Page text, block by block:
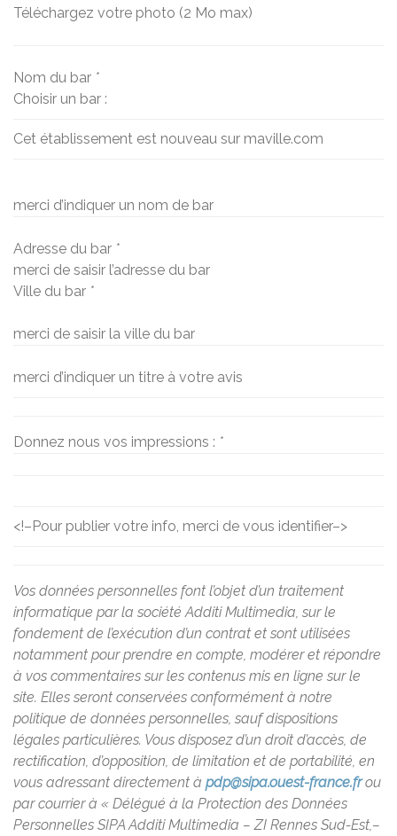
Téléchargez votre photo (2 Mo max)
Nom du bar *
Choisir un bar :
Cet établissement est nouveau sur maville.com
merci d’indiquer un nom de bar
Adresse du bar *
merci de saisir l’adresse du bar
Ville du bar *
merci de saisir la ville du bar
merci d’indiquer un titre à votre avis
Donnez nous vos impressions : *
<!– Pour publier votre info, merci de vous identifier–>
Vos données personnelles font l’objet d’un traitement
informatique par la société Additi Multimedia, sur le
fondement de l’exécution d’un contrat et sont utilisées
notamment pour prendre en compte, modérer et répondre
à vos commentaires sur les contenus mis en ligne sur le
site. Elles seront conservées conformément à notre
politique de données personnelles, sauf dispositions
légales particulières. Vous disposez d’un droit d’accès, de
rectification, d’opposition, de limitation et de portabilité, en
vous adressant directement à pdp@sipa.ouest-france.frou
par courrier à « Délégué à la Protection des Données
Personnelles SIPA Additi Multimedia – ZI Rennes Sud-Est,–